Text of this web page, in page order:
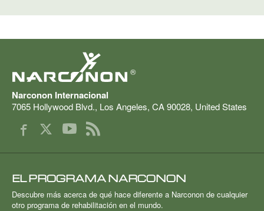
®
Narconon Internacional
7065 Hollywood Blvd., Los Angeles, CA90028, United States
EL PROGRAMA NARCONON
Descubre más acerca de qué hace diferente a Narconon de cualquier
otro programa de rehabilitación en el mundo.